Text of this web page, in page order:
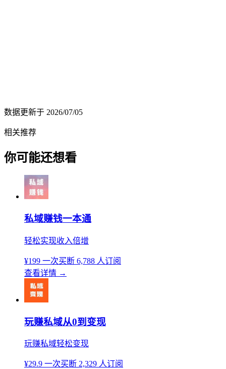
数据更新于 2026/07/05
相关推荐
你可能还想看
私域赚钱一本通
轻松实现收入倍增
¥199 一次买断 6,788 人订阅
查看详情 →
玩赚私域从0到变现
玩赚私域轻松变现
¥29.9 一次买断 2,329 人订阅